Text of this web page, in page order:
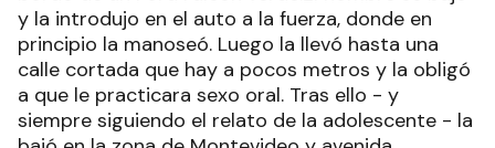
y la introdujo en el auto a la fuerza, donde en
principio la manoseó. Luego la llevó hasta una
calle cortada que hay a pocos metros y la obligó
a que le practicara sexo oral. Tras ello - y
siempre siguiendo el relato de la adolescente - la